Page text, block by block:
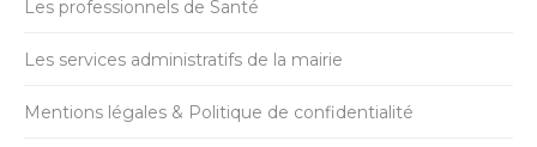
Les professionnels de Santé
Les services administratifs de la mairie
Mentions légales & Politique de confidentialité